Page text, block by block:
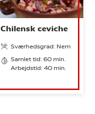
Chilensk ceviche
Sværhedsgrad: Nem
Samlet tid: 60 min.
Arbejdstid: 40 min.